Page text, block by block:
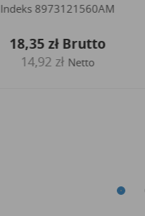
Indeks 8973121560AM
18,35 złBrutto
14,92 zł Netto